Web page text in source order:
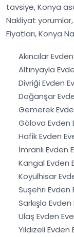
tavsiye, Konya
Nakliyat
Fiyatları, Konya
Akıncılar
Altınyayla
Divriği Evden
Doğanşar
Gemerek
Gölova Evden
Hafik Evden
İmranlı Evden
Kangal Evden
Koyulhisar
Suşehri Evden
Sarkışla
Ulaş Evden
Yıldızeli